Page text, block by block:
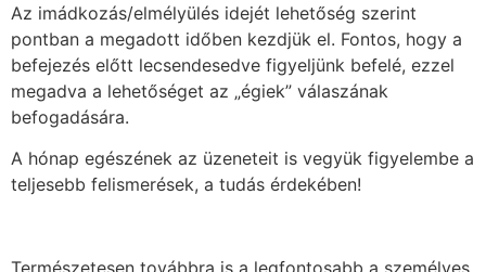
Az imádkozás/elmélyülés idejét lehetőség szerint
pontban a megadott időben kezdjük el. Fontos, hogy a
befejezés előtt lecsendesedve figyeljünk befelé, ezzel
megadva a lehetőséget az „égiek” válaszának
befogadására.
A hónap egészének az üzeneteit is vegyük figyelembe a
teljesebb felismerések, a tudás érdekében!